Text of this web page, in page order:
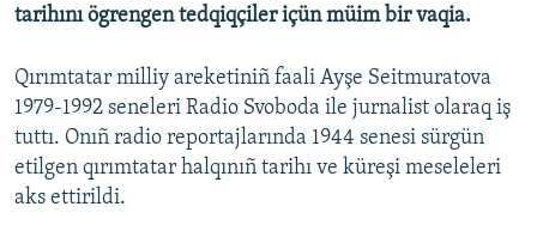
tarihını ögrengen tedqiqçiler içün müim bir vaqia.
Qırımtatar milliy areketiniñ faali Ayşe Seitmuratova
1979-1992 seneleri Radio Svoboda ile jurnalist olaraq iş
tuttı. Onıñ radio reportajlarında 1944 senesi sürgün
etilgen qırımtatar halqınıñ tarihı ve küreşi meseleleri
aks ettirildi.